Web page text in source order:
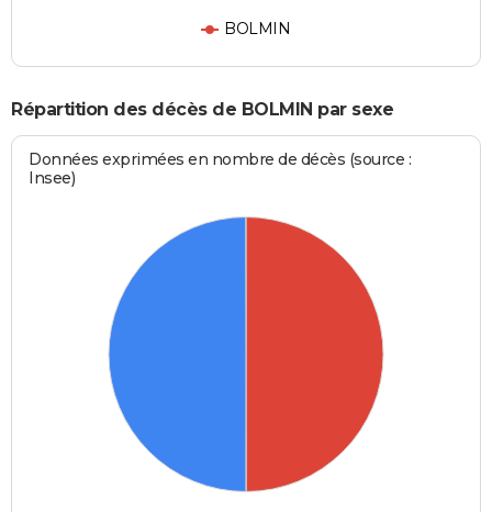
BOLMIN
Répartition des décès de BOLMIN par sexe
Données exprimées en nombre de décès (source :
Insee)